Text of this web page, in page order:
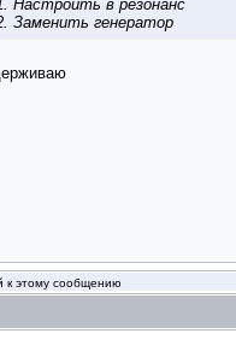
Настроить в резонанс
Заменить генератор
к этому сообщению